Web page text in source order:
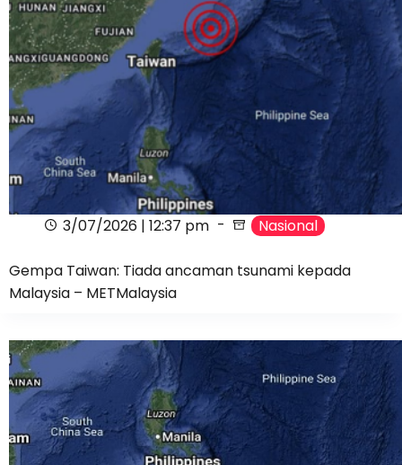
3/07/2026 | 12:37 pm Nasional
Gempa Taiwan: Tiada ancaman tsunami kepada
Malaysia – METMalaysia